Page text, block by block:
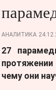
АНАЛИТИКА
27
чему они